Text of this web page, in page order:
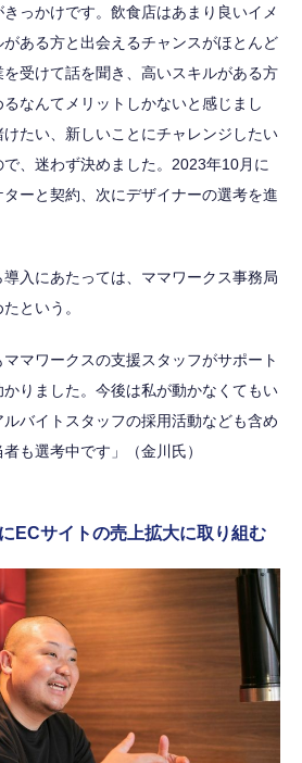
きっかけです。飲食店はあまり良いイメ
ある方と出会えるチャンスがほとんど
受けて話を聞き、高いスキルがある方
なんてメリットしかないと感じまし
たい、新しいことにチャレンジしたい
、迷わず決めました。2023年10月に
ーと契約、次にデザイナーの選考を進
入にあたっては、ママワークス事務局
という。
ママワークスの支援スタッフがサポート
りました。今後は私が動かなくてもい
バイトスタッフの採用活動なども含め
も選考中です」（金川氏）
ECサイトの売上拡大に取り組む